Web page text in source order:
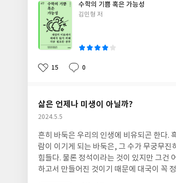
에게 있어 일본은 항상 뜨거운 감자처럼 인
다. 그들이 과거 저지른 만행에 대한 사과
들은 자신들이 세계에서 유일한 원폭피해
떤 가해자였는지를 감추는 하나의 전략으
에 동조하는 정치인이나 역사학자 등이 늘
친일에서 비롯되었음을 망각하거나 의도
본은 변한 것이 없지만 그들에게 스스로 부
는 일이라는 것을 알고 있음에도.저자는 이
세기 수학사를 이끈 인물들을 통해 수학과
수학표현이라고 말하는 그는, 정확한 정보
소유한 자에게 엄청난 양의 세계정보를 선
해도 머리가 아픈 수식이지만, 학교 다닐
관한 이야기는 그저 읽는 것 자체만으로도
학의 관계에 대해서는 ‘수학연구는 여러 학
터 응용인지, 수학과 다른 학문사이의 경계
로 구 소련과 프랑스 수학자들에 대한 이야
선사해준다. 수학이 무엇인가란 질문에 대해 말을 하다 보면 자신도 이해하기 어려운 모호한 철학으로 전락한다고 말
하는 저자는, 이 책을 통해 수학이란 세상
일상에서 사용하는 간단한 수식은 물론 과
우리의 이해를 돕는다는 것을 알고 있다. 결
수학의 기쁨 혹은 가능성
글
김민형 저
좋
15
댓
0
작
삶은 언제나 미생이 아닐까?
작
일
2024.5.5
흔히 바둑은 우리의 인생에 비유되곤 한다.
람이 이기게 되는 바둑은, 그 수가 무궁무진
힘들다. 물론 정석이라는 것이 있지만 그건
하고서 만들어진 것이기 때문에 대국이 꼭